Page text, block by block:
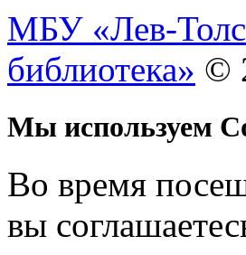
МБУ «Лев-
библиотека» ©
Мы используем
Во время
вы